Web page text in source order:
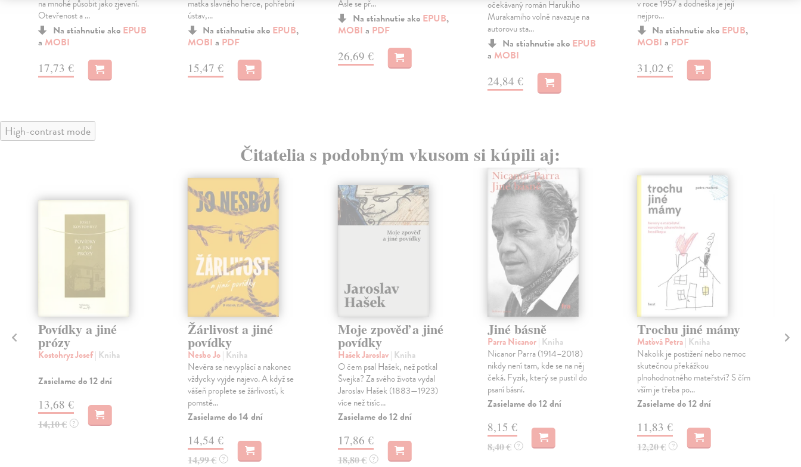
na mnohé působit jako zjevení.
Otevřenost a ...
Na stiahnutie ako EPUB
a MOBI
17,73 €
matka slavného herce, pohřební
ústav,...
Na stiahnutie ako EPUB,
MOBI a PDF
15,47 €
Asle se př...
Na stiahnutie ako EPUB,
MOBI a PDF
26,69 €
očekávaný román Harukiho
Murakamiho volně navazuje na
autorovu sta...
Na stiahnutie ako EPUB
a MOBI
24,84 €
v roce 1957 a dodneška je její
nejpro...
Na stiahnutie ako EPUB,
MOBI a PDF
31,02 €
High-contrast mode
Čitatelia s podobným vkusom si kúpili aj:
Povídky a jiné
prózy
Kostohryz Josef| Kniha
Zasielame do 12 dní
13,68 €
14,10 € ?
Žárlivost a jiné
povídky
Nesbo Jo| Kniha
Nevěra se nevyplácí a nakonec
vždycky vyjde najevo. A když se
vášeň proplete se žárlivostí, k
pomstě...
Zasielame do 14 dní
14,54 €
14,99 € ?
Moje zpověď a jiné
povídky
Hašek Jaroslav| Kniha
O čem psal Hašek, než potkal
Švejka? Za svého života vydal
Jaroslav Hašek (1883—1923)
více než tisíc...
Zasielame do 12 dní
17,86 €
18,80 € ?
Jiné básně
Parra Nicanor| Kniha
Nicanor Parra (1914–2018)
nikdy není tam, kde se na něj
čeká. Fyzik, který se pustil do
psaní básní.
Zasielame do 12 dní
8,15 €
8,40 € ?
Trochu jiné mámy
Maťová Petra| Kniha
Nakolik je postižení nebo nemoc
skutečnou překážkou
plnohodnotného mateřství? S čím
vším je třeba po...
Zasielame do 12 dní
11,83 €
12,20 € ?